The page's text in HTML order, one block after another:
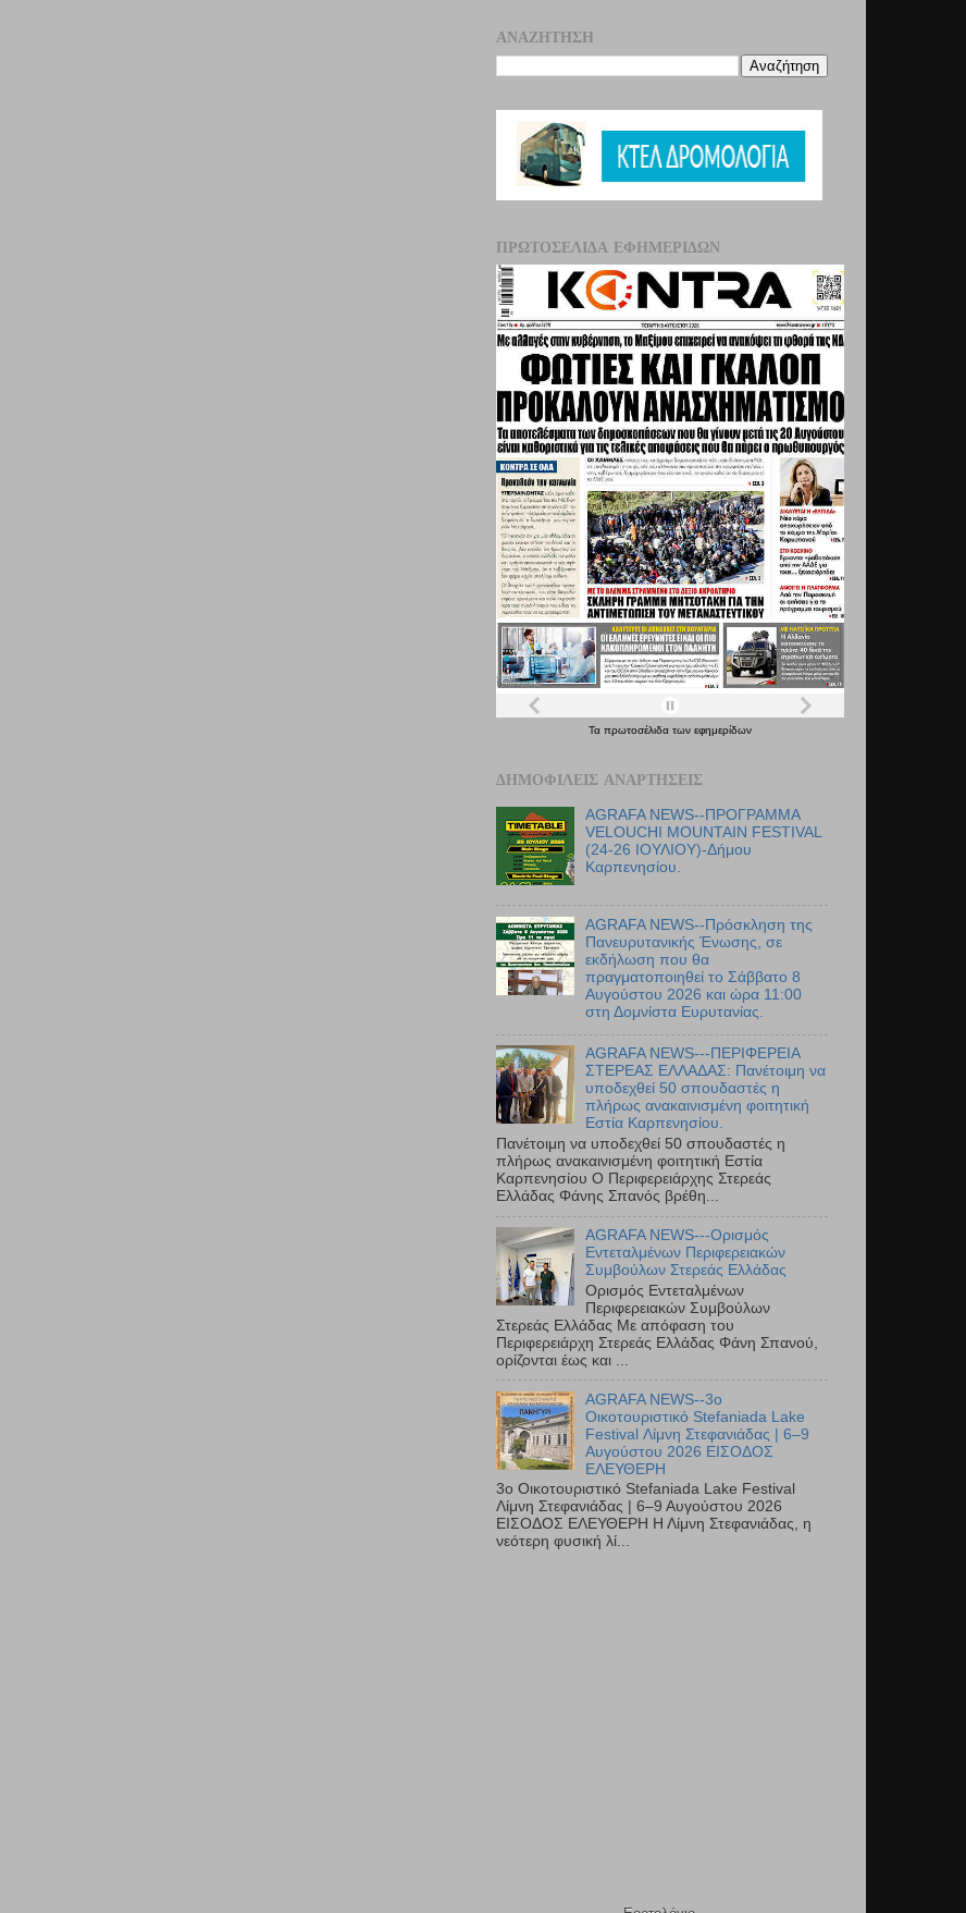
ΑΝΑΖΉΤΗΣΗ
ΠΡΩΤΟΣΈΛΙΔΑ ΕΦΗΜΕΡΊΔΩΝ
Τα πρωτοσέλιδα των εφημερίδων
ΔΗΜΟΦΙΛΕΊΣ ΑΝΑΡΤΉΣΕΙΣ
AGRAFA NEWS--ΠΡΟΓΡΑΜΜΑ
VELOUCHI MOUNTAIN FESTIVAL
(24-26 ΙΟΥΛΙΟΥ)-Δήμου
Καρπενησίου.
AGRAFA NEWS--Πρόσκληση της
Πανευρυτανικής Ένωσης, σε
εκδήλωση που θα
πραγματοποιηθεί το Σάββατο 8
Αυγούστου 2026 και ώρα 11:00
στη Δομνίστα Ευρυτανίας.
AGRAFA NEWS---ΠΕΡΙΦΕΡΕΙΑ
ΣΤΕΡΕΑΣ ΕΛΛΑΔΑΣ: Πανέτοιμη να
υποδεχθεί 50 σπουδαστές η
πλήρως ανακαινισμένη φοιτητική
Εστία Καρπενησίου.
Πανέτοιμη να υποδεχθεί 50 σπουδαστές η
πλήρως ανακαινισμένη φοιτητική Εστία
Καρπενησίου Ο Περιφερειάρχης Στερεάς
Ελλάδας Φάνης Σπανός βρέθη...
AGRAFA NEWS---Ορισμός
Εντεταλμένων Περιφερειακών
Συμβούλων Στερεάς Ελλάδας
Ορισμός Εντεταλμένων
Περιφερειακών Συμβούλων
Στερεάς Ελλάδας Με απόφαση του
Περιφερειάρχη Στερεάς Ελλάδας Φάνη Σπανού,
ορίζονται έως και ...
AGRAFA NEWS--3ο
Οικοτουριστικό Stefaniada Lake
Festival Λίμνη Στεφανιάδας | 6–9
Αυγούστου 2026 ΕΙΣΟΔΟΣ
ΕΛΕΥΘΕΡΗ
3ο Οικοτουριστικό Stefaniada Lake Festival
Λίμνη Στεφανιάδας | 6–9 Αυγούστου 2026
ΕΙΣΟΔΟΣ ΕΛΕΥΘΕΡΗ Η Λίμνη Στεφανιάδας, η
νεότερη φυσική λί...